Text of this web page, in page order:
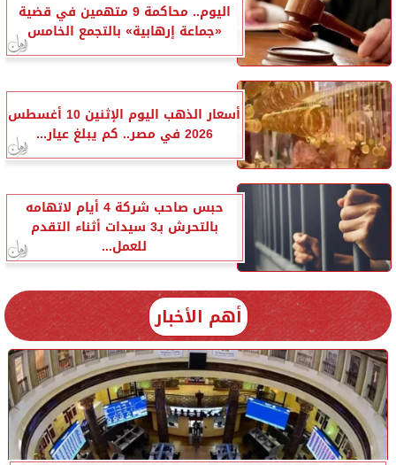
اليوم.. محاكمة 9 متهمين في قضية
«جماعة إرهابية» بالتجمع الخامس
أسعار الذهب اليوم الإثنين 10 أغسطس
2026 في مصر.. كم يبلغ عيار...
حبس صاحب شركة 4 أيام لاتهامه
بالتحرش بـ3 سيدات أثناء التقدم
للعمل...
أهم الأخبار